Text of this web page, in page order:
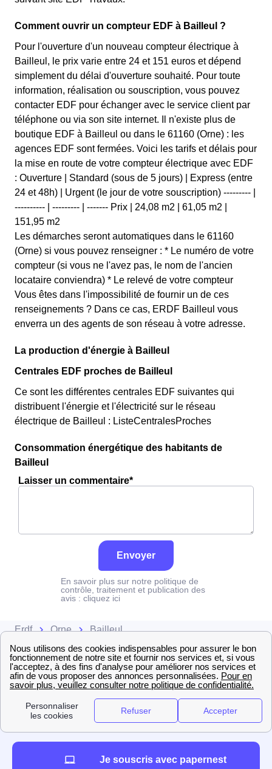
Comment ouvrir un compteur EDF à Bailleul ?
Pour l'ouverture d'un nouveau compteur électrique à
Bailleul, le prix varie entre 24 et 151 euros et dépend
simplement du délai d'ouverture souhaité. Pour toute
information, réalisation ou souscription, vous pouvez
contacter EDF pour échanger avec le service client par
téléphone ou via son site internet. Il n'existe plus de
boutique EDF à Bailleul ou dans le 61160 (Orne) : les
agences EDF sont fermées. Voici les tarifs et délais pour
la mise en route de votre compteur électrique avec EDF
: Ouverture | Standard (sous de 5 jours) | Express (entre
24 et 48h) | Urgent (le jour de votre souscription) --------- |
---------- | --------- | ------- Prix | 24,08 m2 | 61,05 m2 |
151,95 m2
Les démarches seront automatiques dans le 61160
(Orne) si vous pouvez renseigner : * Le numéro de votre
compteur (si vous ne l'avez pas, le nom de l'ancien
locataire conviendra) * Le relevé de votre compteur
Vous êtes dans l'impossibilité de fournir un de ces
renseignements ? Dans ce cas, ERDF Bailleul vous
enverra un des agents de son réseau à votre adresse.
La production d'énergie à Bailleul
Centrales EDF proches de Bailleul
Ce sont les différentes centrales EDF suivantes qui
distribuent l'énergie et l'électricité sur le réseau
électrique de Bailleul : ListeCentralesProches
Consommation énergétique des habitants de
Bailleul
Laisser un commentaire*
Envoyer
En savoir plus sur notre politique de
contrôle, traitement et publication des
avis : cliquez ici
Erdf Orne Bailleul
Je souscris avec papernest